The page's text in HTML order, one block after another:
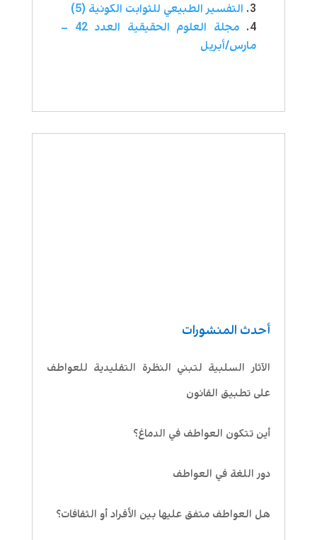
أحدث المنشورات
الآثار السلبية لتبني النظرة التقليدية للعواطف
على تطبيق القانون
أين تتكون العواطف في الدماغ؟
دور اللغة في العواطف
هل العواطف متفق عليها بين الأفراد أو الثقافات؟
التفسير الطبيعي للثوابت الكونية (5)
مجلة العلوم الحقيقية العدد 42 –
مارس/أبريل